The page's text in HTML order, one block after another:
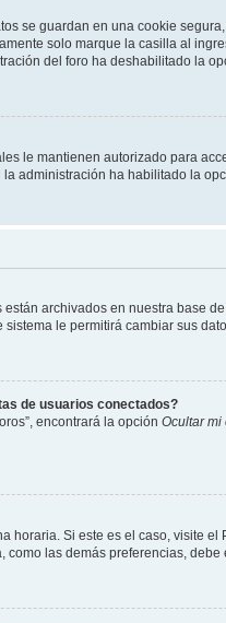
se guardan en una cookie
solo marque la casilla al
del foro ha deshabilitado la
le mantienen autorizado para
administración ha habilitado la
archivados en nuestra base
le permitirá cambiar sus
de usuarios conectados?
encontrará la opción Ocultar mi
horaria. Si este es el caso, visite
las demás preferencias,